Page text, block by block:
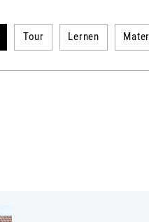
Tour Lernen